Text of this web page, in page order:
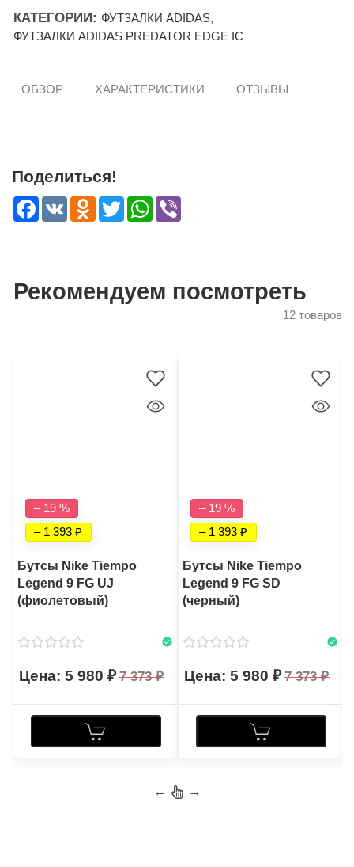
КАТЕГОРИИ: ФУТЗАЛКИ ADIDAS,
ФУТЗАЛКИ ADIDAS PREDATOR EDGE IC
ОБЗОР ХАРАКТЕРИСТИКИ ОТЗЫВЫ
Поделиться!
Facebook
VK Odnoklassniki
TwitterWhatsApp
Рекомендуем посмотреть
12 товаров
– 19 %
– 1 393
Бутсы Nike Tiempo
Legend 9 FG UJ
(фиолетовый)
5 980 7 373
– 19 %
– 1 393
Бутсы Nike Tiempo
Legend 9 FG SD
(черный)
5 980 7 373
← →